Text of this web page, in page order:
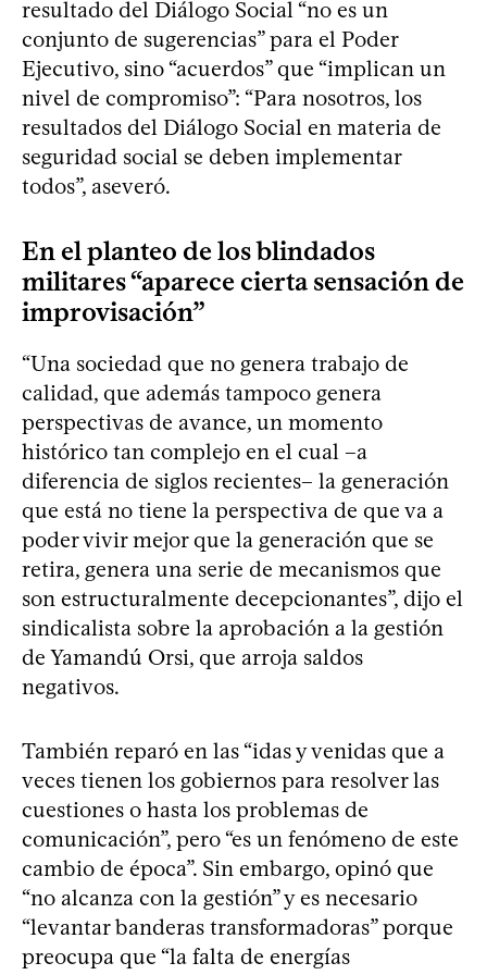
resultado del Diálogo Social “no es un
conjunto de sugerencias” para el Poder
Ejecutivo, sino “acuerdos” que “implican un
nivel de compromiso”: “Para nosotros, los
resultados del Diálogo Social en materia de
seguridad social se deben implementar
todos”, aseveró.
En el planteo de los blindados
militares “aparece cierta sensación de
improvisación”
“Una sociedad que no genera trabajo de
calidad, que además tampoco genera
perspectivas de avance, un momento
histórico tan complejo en el cual –a
diferencia de siglos recientes– la generación
que está no tiene la perspectiva de que va a
poder vivir mejor que la generación que se
retira, genera una serie de mecanismos que
son estructuralmente decepcionantes”, dijo el
sindicalista sobre la aprobación a la gestión
de Yamandú Orsi, que arroja saldos
negativos.
También reparó en las “idas y venidas que a
veces tienen los gobiernos para resolver las
cuestiones o hasta los problemas de
comunicación”, pero “es un fenómeno de este
cambio de época”. Sin embargo, opinó que
“no alcanza con la gestión” y es necesario
“levantar banderas transformadoras” porque
preocupa que “la falta de energías